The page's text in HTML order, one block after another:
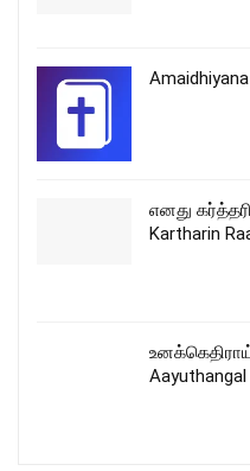
எனது
Kartharin
Aayuthangal